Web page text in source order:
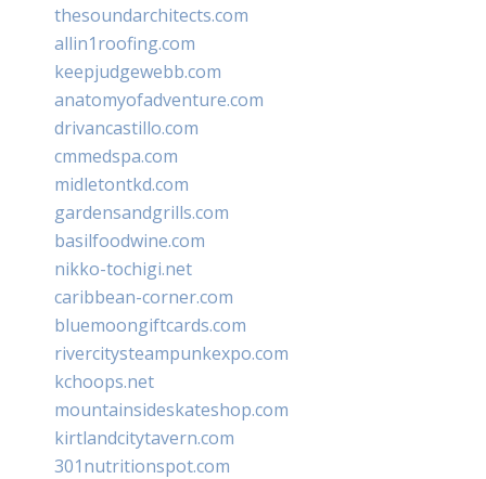
thesoundarchitects.com
allin1roofing.com
keepjudgewebb.com
anatomyofadventure.com
drivancastillo.com
cmmedspa.com
midletontkd.com
gardensandgrills.com
basilfoodwine.com
nikko-tochigi.net
caribbean-corner.com
bluemoongiftcards.com
rivercitysteampunkexpo.com
kchoops.net
mountainsideskateshop.com
kirtlandcitytavern.com
301nutritionspot.com